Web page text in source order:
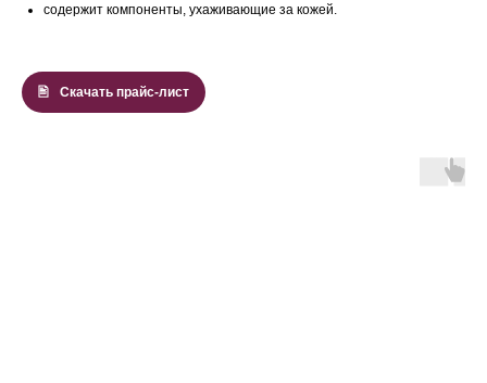
содержит компоненты, ухаживающие за кожей.
Скачать прайс-лист